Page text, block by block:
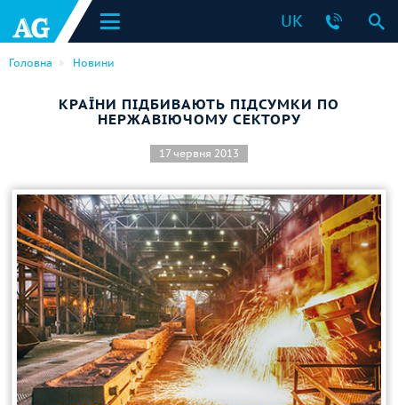
UK
Головна Новини
КРАЇНИ ПІДБИВАЮТЬ ПІДСУМКИ ПО
НЕРЖАВІЮЧОМУ СЕКТОРУ
17 червня 2013